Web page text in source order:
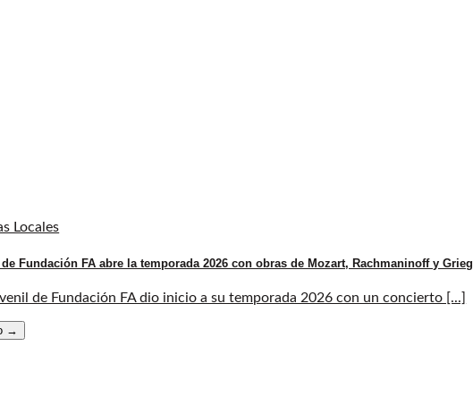
Locales
Fundación FA abre la temporada 2026 con obras de Mozart, Rachmaninoff y Grieg
de Fundación FA dio inicio a su temporada 2026 con un concierto [...]
→